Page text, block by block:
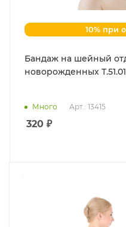
10% при
Бандаж на шейный
Много Арт.: 13415
320 ₽